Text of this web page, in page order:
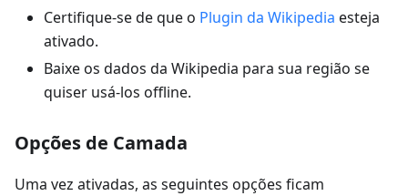
Certifique-se de que o Plugin da Wikipedia esteja
ativado.
Baixe os dados da Wikipedia para sua região se
quiser usá-los offline.
Opções de Camada
Uma vez ativadas, as seguintes opções ficam